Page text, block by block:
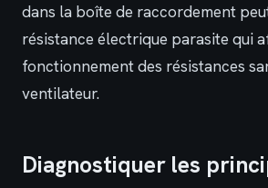
dans la boîte de raccordement
résistance électrique parasite qui
fonctionnement des résistances
ventilateur.
Diagnostiquer les